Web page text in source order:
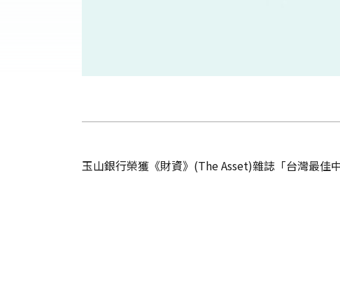
玉山銀行榮獲《財資》(The Asset)雜誌「台灣最佳